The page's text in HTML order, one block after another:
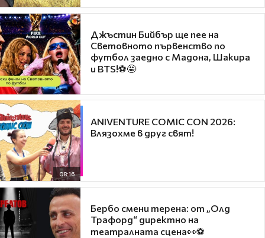
Джъстин Бийбър ще пее на
Световното първенство по
футбол заедно с Мадона, Шакира
и BTS!⚽🤩
08:16
ANIVENTURE COMIC CON 2026:
Влязохме в друг свят!
Бербо смени терена: от „Олд
Трафорд“ директно на
театралната сцена👀⚽